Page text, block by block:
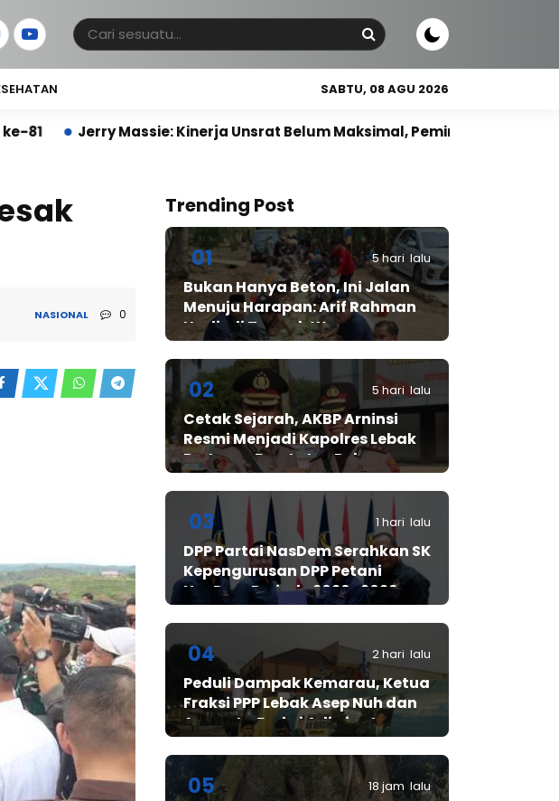
SABTU, 08 AGU 2026
Kinerja Unsrat Belum Maksimal, Pemimpin Harus Berbasis
NASIONAL 0
Trending Post
01 5 hari lalu
Bukan Hanya Beton, Ini Jalan
Menuju Harapan: Arif Rahman
Hadir di Tengah Warga
Cibadak
02 5 hari lalu
Cetak Sejarah, AKBP Arninsi
Resmi Menjadi Kapolres Lebak
Pertama Berstatus Polwan
03 1 hari lalu
DPP Partai NasDem Serahkan SK
Kepengurusan DPP Petani
NasDem Periode 2026–2029,
Arif Rahman, S.H. Resmi Pimpin
Nasdem
04 2 hari lalu
Peduli Dampak Kemarau, Ketua
Fraksi PPP Lebak Asep Nuh dan
Anggota Fraksi Adiwinata
Kusuma Salurkan Bantuan Air
Bersih untuk Warga
Bintangresm
05 18 jam lalu